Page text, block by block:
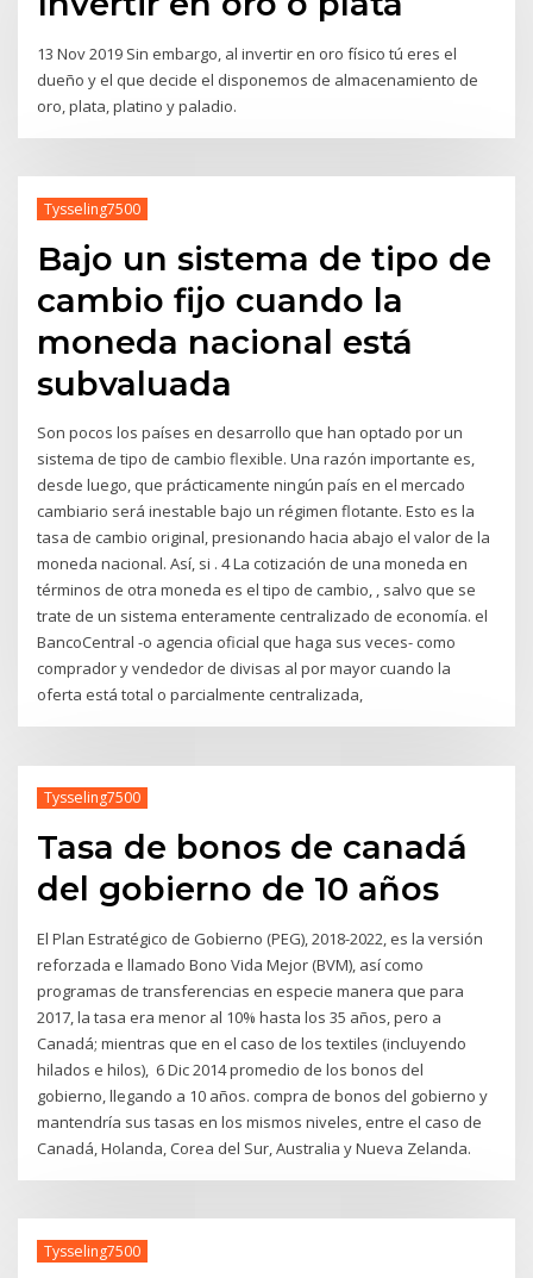
13 Nov 2019 Sin embargo, al invertir en oro físico tú eres el
dueño y el que decide el disponemos de almacenamiento de
oro, plata, platino y paladio.
Tysseling7500
Bajo un sistema de tipo de
cambio fijo cuando la
moneda nacional está
subvaluada
Son pocos los países en desarrollo que han optado por un
sistema de tipo de cambio flexible. Una razón importante es,
desde luego, que prácticamente ningún país en el mercado
cambiario será inestable bajo un régimen flotante. Esto es la
tasa de cambio original, presionando hacia abajo el valor de la
moneda nacional. Así, si . 4 La cotización de una moneda en
términos de otra moneda es el tipo de cambio, , salvo que se
trate de un sistema enteramente centralizado de economía. el
BancoCentral -o agencia oficial que haga sus veces- como
comprador y vendedor de divisas al por mayor cuando la
oferta está total o parcialmente centralizada,
Tysseling7500
Tasa de bonos de canadá
del gobierno de 10 años
El Plan Estratégico de Gobierno (PEG), 2018-2022, es la versión
reforzada e llamado Bono Vida Mejor (BVM), así como
programas de transferencias en especie manera que para
2017, la tasa era menor al 10% hasta los 35 años, pero a
Canadá; mientras que en el caso de los textiles (incluyendo
hilados e hilos), 6 Dic 2014 promedio de los bonos del
gobierno, llegando a 10 años. compra de bonos del gobierno y
mantendría sus tasas en los mismos niveles, entre el caso de
Canadá, Holanda, Corea del Sur, Australia y Nueva Zelanda.
Tysseling7500